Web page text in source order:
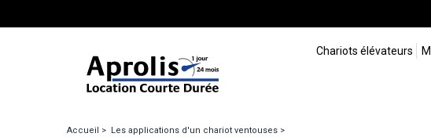
Chariots élévateurs
Accueil Les applications d'un chariot ventouses